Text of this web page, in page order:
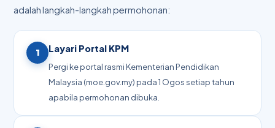
adalah langkah-langkah permohonan:
1 Layari Portal KPM
Pergi ke portal rasmi Kementerian Pendidikan
Malaysia (moe.gov.my) pada 1 Ogos setiap tahun
apabila permohonan dibuka.